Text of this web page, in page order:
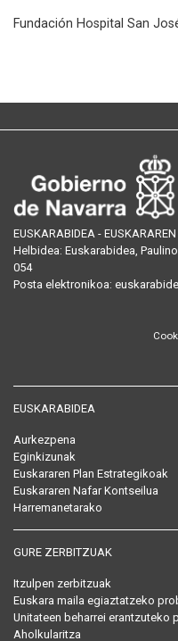
Fundación Hospital San
EUSKARABIDEA -
Helbidea: Euskarabidea,
054
Posta elektronikoa:
EUSKARABIDEA
Aurkezpena
Eginkizunak
Euskararen Plan Estrategikoak
Euskararen Nafar Kontseilua
Harremanetarako
GURE ZERBITZUAK
Itzulpen zerbitzuak
Euskara maila egiaztatzeko
Unitateen beharrei erantzuteko
Aholkularitza